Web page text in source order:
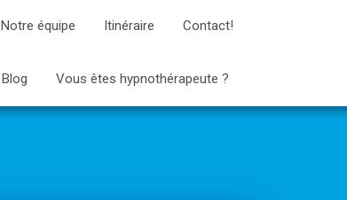
Notre équipe Itinéraire Contact!
Blog Vous êtes hypnothérapeute ?